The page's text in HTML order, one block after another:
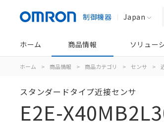
制御機器 Japan
ホーム 商品情報 ソリュー
ホーム > 商品情報 > 商品カテゴリ > センサ >
スタンダードタイプ近接センサ
E2E-